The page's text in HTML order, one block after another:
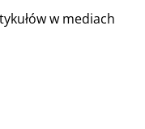
w mediach